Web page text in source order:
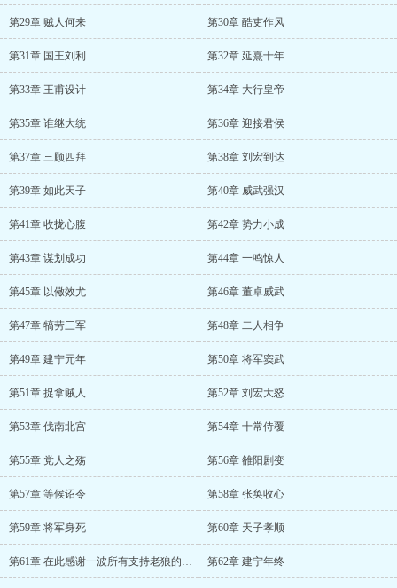
第29章 贼人何来 第30章 酷吏作风
第31章 国王刘利 第32章 延熹十年
第33章 王甫设计 第34章 大行皇帝
第35章 谁继大统 第36章 迎接君侯
第37章 三顾四拜 第38章 刘宏到达
第39章 如此天子 第40章 威武强汉
第41章 收拢心腹 第42章 势力小成
第43章 谋划成功 第44章 一鸣惊人
第45章 以儆效尤 第46章 董卓威武
第47章 犒劳三军 第48章 二人相争
第49章 建宁元年 第50章 将军窦武
第51章 捉拿贼人 第52章 刘宏大怒
第53章 伐南北宫 第54章 十常侍覆
第55章 党人之殇 第56章 雒阳剧变
第57章 等候诏令 第58章 张奂收心
第59章 将军身死 第60章 天子孝顺
第61章 在此感谢一波所有支持老狼的兄弟们。 第62章 建宁年终